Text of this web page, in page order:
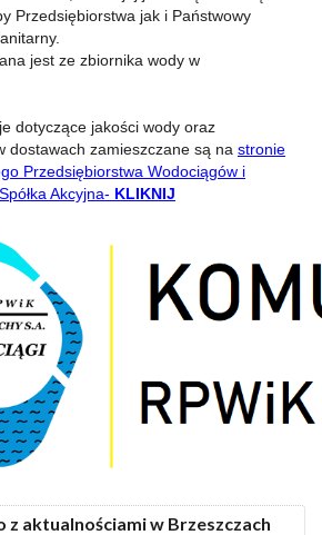
Przedsiębiorstwa jak i Państwowy
jest ze zbiornika wody w
dotyczące jakości wody oraz
dostawach zamieszczane są na stronie
Przedsiębiorstwa Wodociągów i
Akcyjna- KLIKNIJ
z aktualnościami w Brzeszczach